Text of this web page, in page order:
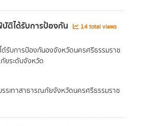
ติได้รับการป้องกัน
14 total views
รับการป้องกันองจังหวัดนครศรีธรรมราช
ยระดับจังหวัด
รรเทาสาธารณภัยจังหวัดนครศรีธรรมราช